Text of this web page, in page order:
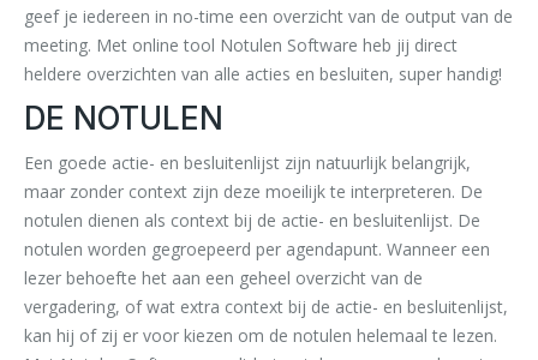
geef je iedereen in no-time een overzicht van de output van de
meeting. Met online tool Notulen Software heb jij direct
heldere overzichten van alle acties en besluiten, super handig!
DE NOTULEN
Een goede actie- en besluitenlijst zijn natuurlijk belangrijk,
maar zonder context zijn deze moeilijk te interpreteren. De
notulen dienen als context bij de actie- en besluitenlijst. De
notulen worden gegroepeerd per agendapunt. Wanneer een
lezer behoefte het aan een geheel overzicht van de
vergadering, of wat extra context bij de actie- en besluitenlijst,
kan hij of zij er voor kiezen om de notulen helemaal te lezen.